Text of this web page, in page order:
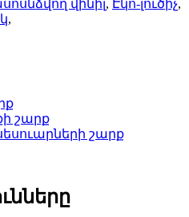
վինիլ, Էկո-լուծիչ,
,
շարք
շարք